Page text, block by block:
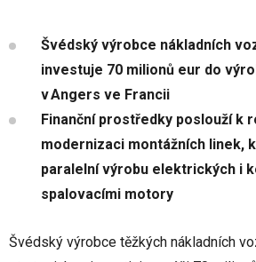
Švédský výrobce nákladních
investuje 70 milionů eur do
v Angers ve Francii
Finanční prostředky poslouží k
modernizaci montážních linek,
paralelní výrobu elektrických i
spalovacími motory
Švédský výrobce těžkých nákladních